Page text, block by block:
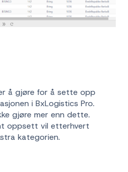
å gjøre for å sette opp
i BxLogistics Pro.
gjøre mer enn dette.
oppsett vil etterhvert
kategorien.